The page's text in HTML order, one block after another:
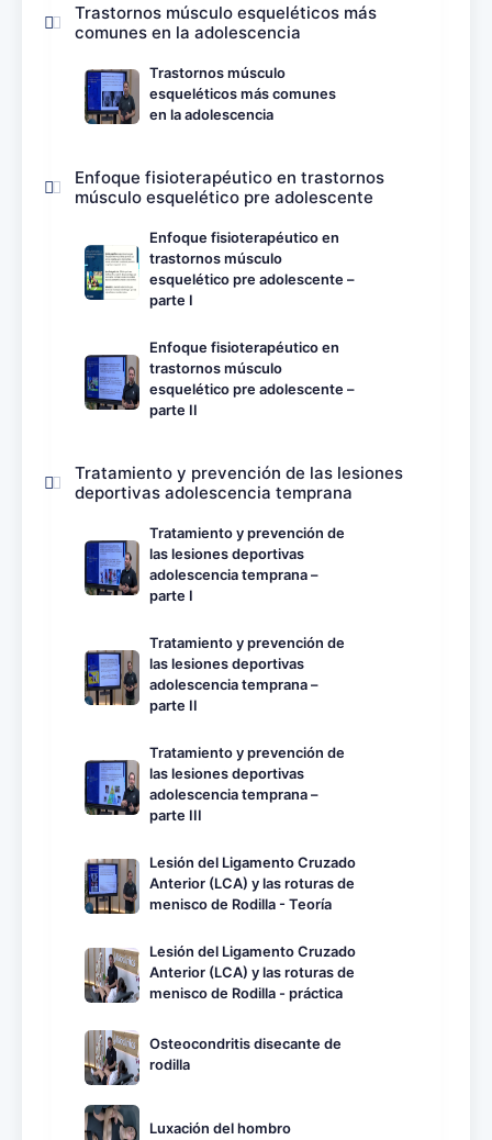
Trastornos músculo esqueléticos más
comunes en la adolescencia
Trastornos músculo
esqueléticos más comunes
en la adolescencia
Enfoque fisioterapéutico en trastornos
músculo esquelético pre adolescente
Enfoque fisioterapéutico en
trastornos músculo
esquelético pre adolescente –
parte I
Enfoque fisioterapéutico en
trastornos músculo
esquelético pre adolescente –
parte II
Tratamiento y prevención de las lesiones
deportivas adolescencia temprana
Tratamiento y prevención de
las lesiones deportivas
adolescencia temprana –
parte I
Tratamiento y prevención de
las lesiones deportivas
adolescencia temprana –
parte II
Tratamiento y prevención de
las lesiones deportivas
adolescencia temprana –
parte III
Lesión del Ligamento Cruzado
Anterior (LCA) y las roturas de
menisco de Rodilla - Teoría
Lesión del Ligamento Cruzado
Anterior (LCA) y las roturas de
menisco de Rodilla - práctica
Osteocondritis disecante de
rodilla
Luxación del hombro